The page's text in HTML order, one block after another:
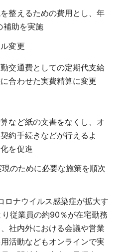
整えるための費用とし、年
補助を実施
変更
交通費としての定期代支給
合わせた実費精算に変更
など紙の文書をなくし、オ
約手続きなどが行えるよ
を促進
のために必要な施策を順次
ロナウイルス感染症が拡大す
従業員の約90％が在宅勤務
社内外における会議や営業
活動などもオンラインで実